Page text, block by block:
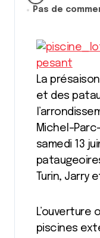
Pas de
La
et des
samedi 13
Turin, Jarry
piscines